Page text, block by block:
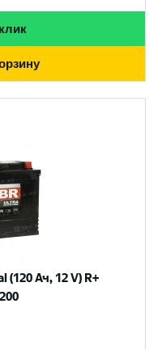
Ач, 12 V) R+